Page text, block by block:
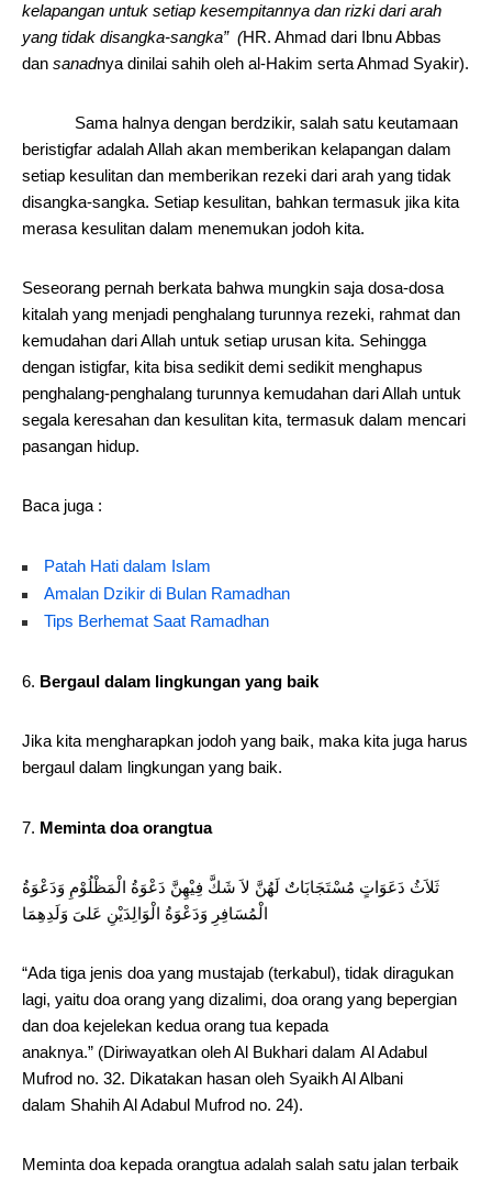
kelapangan untuk setiap kesempitannya dan rizki dari arah
yang tidak disangka-sangka” (HR. Ahmad dari Ibnu Abbas
dan sanadnya dinilai sahih oleh al-Hakim serta Ahmad Syakir).
Sama halnya dengan berdzikir, salah satu keutamaan
beristigfar adalah Allah akan memberikan kelapangan dalam
setiap kesulitan dan memberikan rezeki dari arah yang tidak
disangka-sangka. Setiap kesulitan, bahkan termasuk jika kita
merasa kesulitan dalam menemukan jodoh kita.
Seseorang pernah berkata bahwa mungkin saja dosa-dosa
kitalah yang menjadi penghalang turunnya rezeki, rahmat dan
kemudahan dari Allah untuk setiap urusan kita. Sehingga
dengan istigfar, kita bisa sedikit demi sedikit menghapus
penghalang-penghalang turunnya kemudahan dari Allah untuk
segala keresahan dan kesulitan kita, termasuk dalam mencari
pasangan hidup.
Baca juga :
Patah Hati dalam Islam
Amalan Dzikir di Bulan Ramadhan
Tips Berhemat Saat Ramadhan
Bergaul dalam lingkungan yang baik
Jika kita mengharapkan jodoh yang baik, maka kita juga harus
bergaul dalam lingkungan yang baik.
Meminta doa orangtua
ثَلاَثُ دَعَوَاتٍ مُسْتَجَابَاتٌ لَهُنَّ لاَ شَكَّ فِيْهِنَّ دَعْوَةُ الْمَظْلُوْمِ وَدَعْوَةُ
الْمُسَافِرِ وَدَعْوَةُ الْوَالِدَيْنِ عَلىَ وَلَدِهِمَا
“Ada tiga jenis doa yang mustajab (terkabul), tidak diragukan
lagi, yaitu doa orang yang dizalimi, doa orang yang bepergian
dan doa kejelekan kedua orang tua kepada
anaknya.” (Diriwayatkan oleh Al Bukhari dalam Al Adabul
Mufrod no. 32. Dikatakan hasan oleh Syaikh Al Albani
dalam Shahih Al Adabul Mufrod no. 24).
Meminta doa kepada orangtua adalah salah satu jalan terbaik